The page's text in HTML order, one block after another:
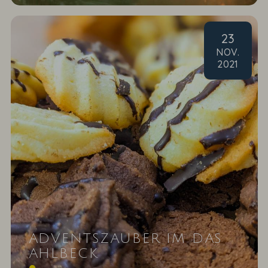
23
NOV.
2021
ADVENTSZAUBER IM DAS
AHLBECK